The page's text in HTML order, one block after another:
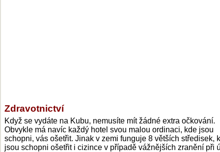
Zdravotnictví
Když se vydáte na Kubu, nemusíte mít žádné extra očkování.
Obvykle má navíc každý hotel svou malou ordinaci, kde jsou
schopni, vás ošetřit. Jinak v zemi funguje 8 větších středisek,
jsou schopni ošetřit i cizince v případě vážnějších zranění při